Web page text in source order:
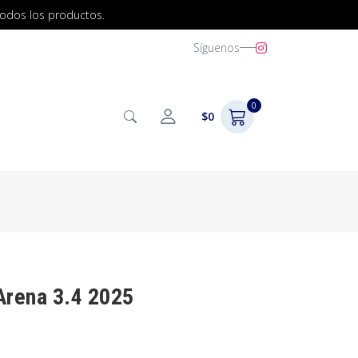
los productos.
Síguenos
$0
0
3.4 2025